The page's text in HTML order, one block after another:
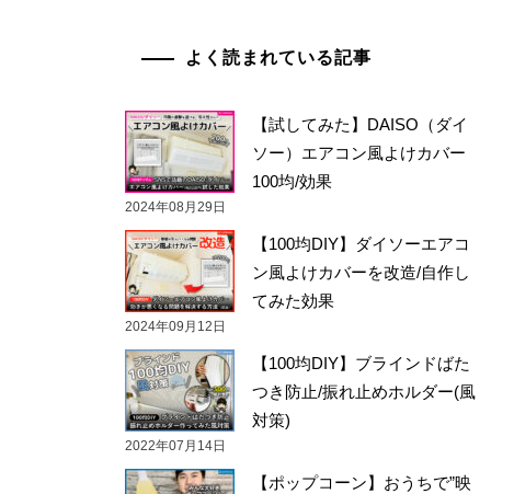
よく読まれている記事
【試してみた】DAISO（ダイ
ソー）エアコン風よけカバー
100均/効果
2024年08月29日
【100均DIY】ダイソーエアコ
ン風よけカバーを改造/自作し
てみた効果
2024年09月12日
【100均DIY】ブラインドばた
つき防止/振れ止めホルダー(風
対策)
2022年07月14日
【ポップコーン】おうちで”映